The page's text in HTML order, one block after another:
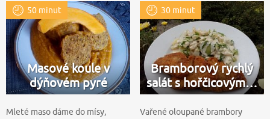
50 minut
Masové koule v
dýňovém pyré
Mleté maso dáme do mísy,
30 minut
Bramborový rychlý
salát s hořčicovým…
Vařené oloupané brambory